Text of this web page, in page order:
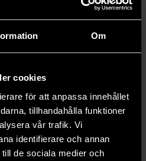
Om
cookies
för att anpassa innehållet
tillhandahålla funktioner
vår trafik. Vi
identifierare och annan
de sociala medier och
Skicka